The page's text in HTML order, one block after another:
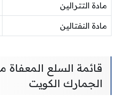
مادة التترالين
مادة النفتالين
قائمة السلع
الجمارك الكويت